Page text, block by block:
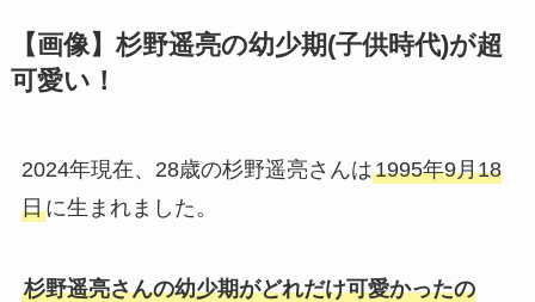
【画像】杉野遥亮の幼少期(子供時代)が超
可愛い！
2024年現在、28歳の杉野遥亮さんは1995年9月18
日に生まれました。
杉野遥亮さんの幼少期がどれだけ可愛かったの